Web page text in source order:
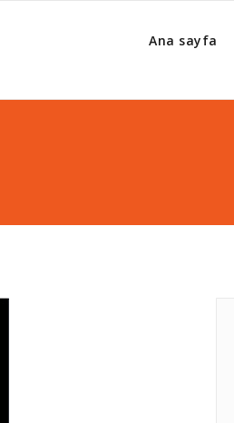
Ana sayfa